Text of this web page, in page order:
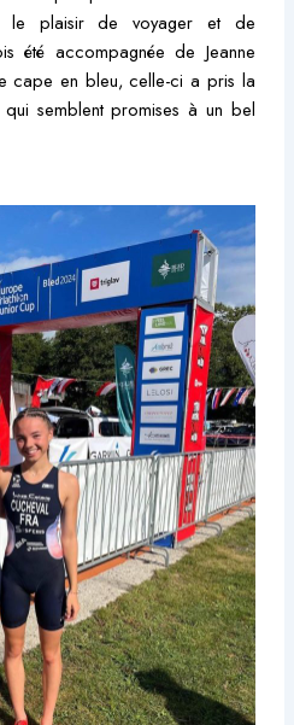
le plaisir de voyager et de
été accompagnée de Jeanne
cape en bleu, celle-ci a pris la
semblent promises à un bel